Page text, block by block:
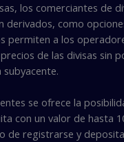
los comerciantes de
derivados, como
permiten a los
de las divisas sin
se ofrece la
con un valor de hasta
de registrarse y